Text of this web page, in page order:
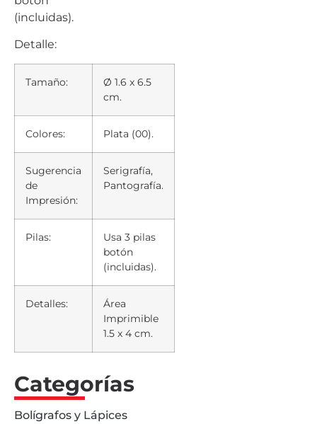
(incluidas).
Detalle:
Tamaño:
Ø 1.6 x 6.5
cm.
Colores: Plata (00).
Sugerencia
de
Impresión:
Serigrafía,
Pantografía.
Pilas:
Usa 3 pilas
botón
(incluidas).
Detalles:
Área
Imprimible
1.5 x 4 cm.
Categorías
Bolígrafos y Lápices